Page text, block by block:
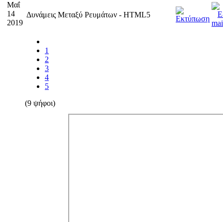
Μαΐ
14
2019
Δυνάμεις Μεταξύ Ρευμάτων - HTML5
1
2
3
4
5
(9 ψήφοι)